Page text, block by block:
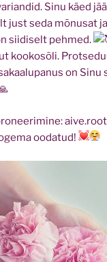
Sinu käed
just seda mõnusat
siidiselt pehmed.
kookosõli.
on Sinu
oodatud!